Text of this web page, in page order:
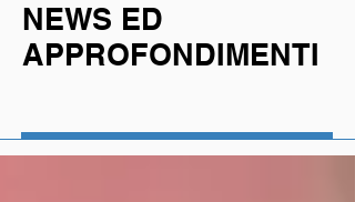
NEWS ED
APPROFONDIMENTI